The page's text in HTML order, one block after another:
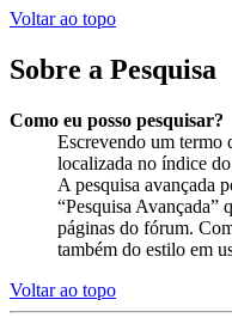
Voltar ao topo
Sobre a Pesquisa
Como eu posso pesquisar?
Escrevendo um termo
localizada no índice
A pesquisa avançada
“Pesquisa Avançada”
páginas do fórum.
também do estilo em
Voltar ao topo